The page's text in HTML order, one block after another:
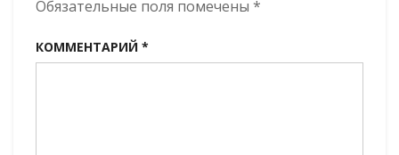
Обязательные поля помечены *
КОММЕНТАРИЙ *